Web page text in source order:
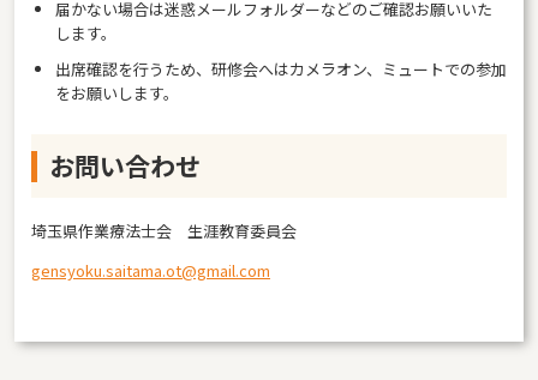
届かない場合は迷惑メールフォルダーなどのご確認お願いいた
します。
出席確認を行うため、研修会へはカメラオン、ミュートでの参加
をお願いします。
お問い合わせ
埼玉県作業療法士会 生涯教育委員会
gensyoku.saitama.ot@gmail.com